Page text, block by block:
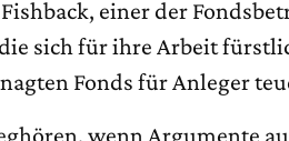
einer der
sich für ihre Arbeit
Fonds für Anleger
wenn Argumente